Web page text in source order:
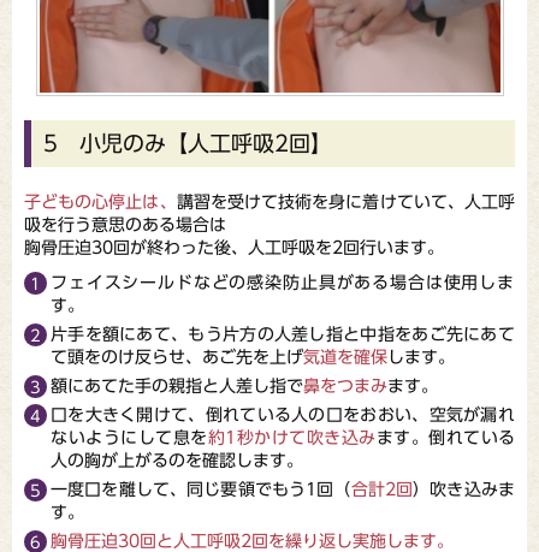
5 小児のみ【人工呼吸2回】
子どもの心停止は、 講習を受けて技術を身に着けていて、人工呼
吸を行う意思のある場合は
胸骨圧迫30回が終わった後、人工呼吸を2回行います。
フェイスシールドなどの感染防止具がある場合は使用しま
す。
片手を額にあて、もう片方の人差し指と中指をあご先にあて
て頭をのけ反らせ、あご先を上げ気道を確保 します。
額にあてた手の親指と人差し指で鼻をつまみます。
口を大きく開けて、倒れている人の口をおおい、空気が漏れ
ないようにして息を約1秒かけて吹き込み ます。倒れている
人の胸が上がるのを確認します。
一度口を離して、同じ要領でもう1回（合計2回 ）吹き込みま
す。
胸骨圧迫30回と人工呼吸2回を繰り返し実施します。